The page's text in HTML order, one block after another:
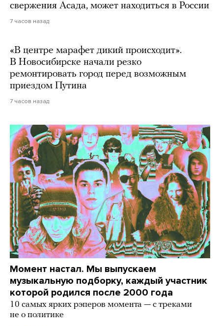
свержения Асада, может находиться в России
7 часов назад
«В центре марафет дикий происходит».
В Новосибирске начали резко
ремонтировать город перед возможным
приездом Путина
7 часов назад
Момент настал. Мы выпускаем
музыкальную подборку, каждый участник
которой родился после 2000 года
10 самых ярких рэперов момента — с треками
не о политике